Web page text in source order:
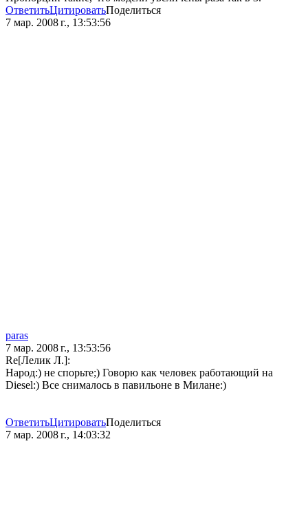
ОтветитьЦитироватьПоделиться
7 мар. 2008 г., 13:53:56
paras
7 мар. 2008 г., 13:53:56
Re[Лелик Л.]:
Народ:) не спорьте;) Говорю как человек работающий на
Diesel:) Все снималось в павильоне в Милане:)
ОтветитьЦитироватьПоделиться
7 мар. 2008 г., 14:03:32